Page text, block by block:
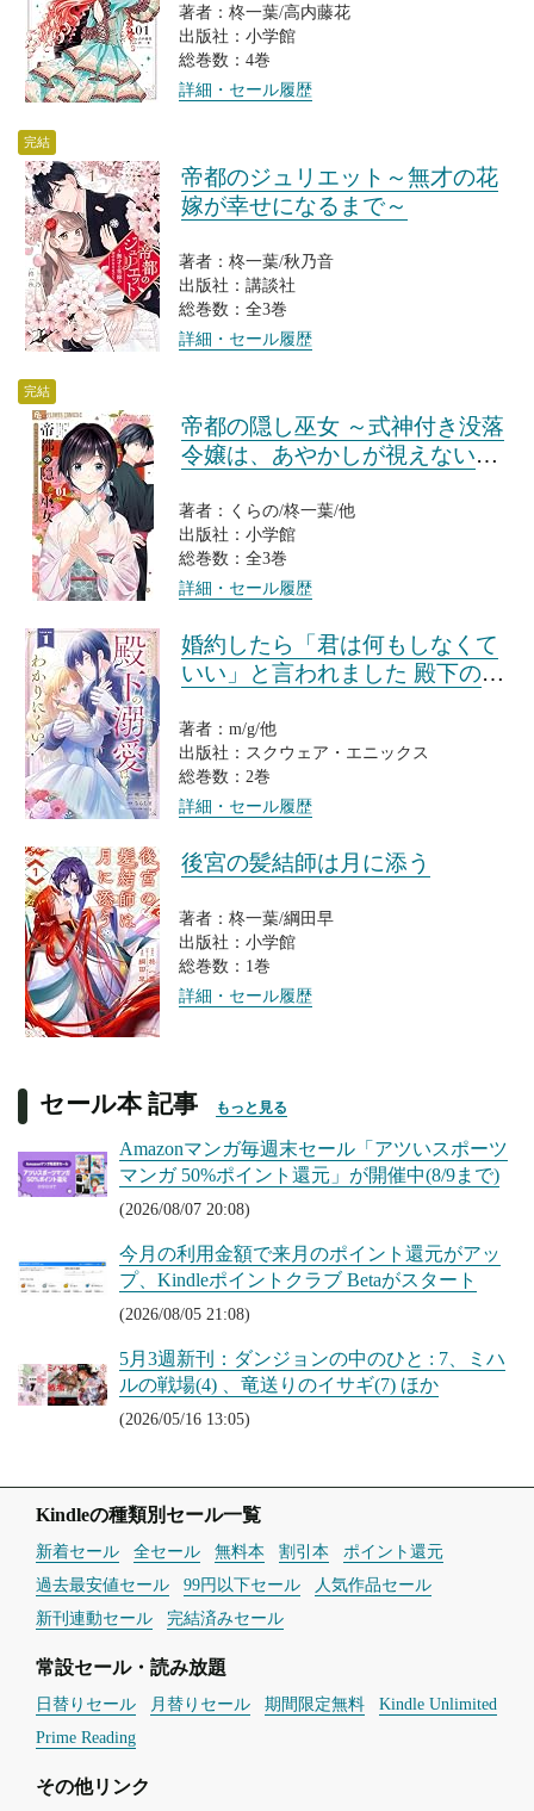
す!～
著者：柊一葉/高内藤花
出版社：小学館
総巻数：4巻
詳細・セール履歴
完結
帝都のジュリエット～無才の花
嫁が幸せになるまで～
著者：柊一葉/秋乃音
出版社：講談社
総巻数：全3巻
詳細・セール履歴
完結
帝都の隠し巫女 ～式神付き没落
令嬢は、あやかしが視えない陰
著者：くらの/柊一葉/他
出版社：小学館
総巻数：全3巻
詳細・セール履歴
婚約したら「君は何もしなくて
いい」と言われました 殿下の溺
著者：m/g/他
出版社：スクウェア・エニックス
総巻数：2巻
詳細・セール履歴
後宮の髪結師は月に添う
著者：柊一葉/綱田早
出版社：小学館
総巻数：1巻
詳細・セール履歴
セール本 記事 もっと見る
Amazonマンガ毎週末セール「アツいスポーツ
マンガ 50%ポイント還元」が開催中(8/9まで)
(2026/08/07 20:08)
今月の利用金額で来月のポイント還元がアッ
プ、Kindleポイントクラブ Betaがスタート
(2026/08/05 21:08)
5月3週新刊：ダンジョンの中のひと : 7、ミハ
ルの戦場(4) 、竜送りのイサギ(7) ほか
(2026/05/16 13:05)
Kindleの種類別セール一覧
新着セール 全セール 無料本 割引本
ポイント還元
過去最安値セール
99円以下セール
人気作品セール
新刊連動セール
完結済みセール
常設セール・読み放題
日替りセール 月替りセール 期間限定無料
Kindle Unlimited
Prime Reading
その他リンク